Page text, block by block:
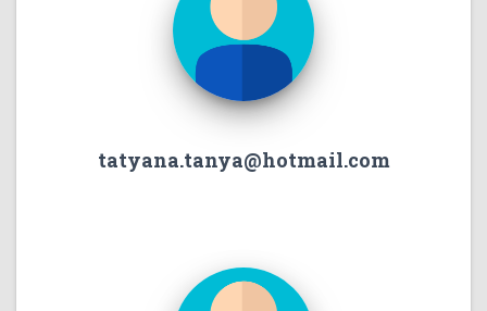
tatyana.tanya@hotmail.com